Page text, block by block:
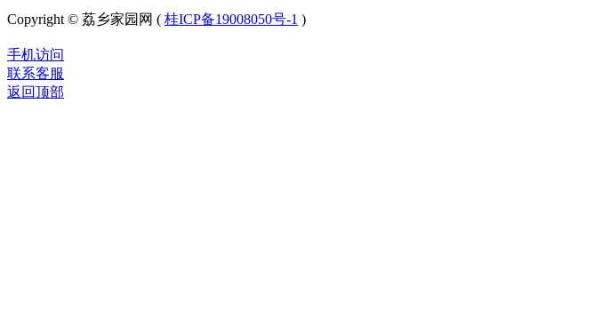
Copyright © 荔乡家园网 ( 桂ICP备19008050号-1 )
手机访问
联系客服
返回顶部